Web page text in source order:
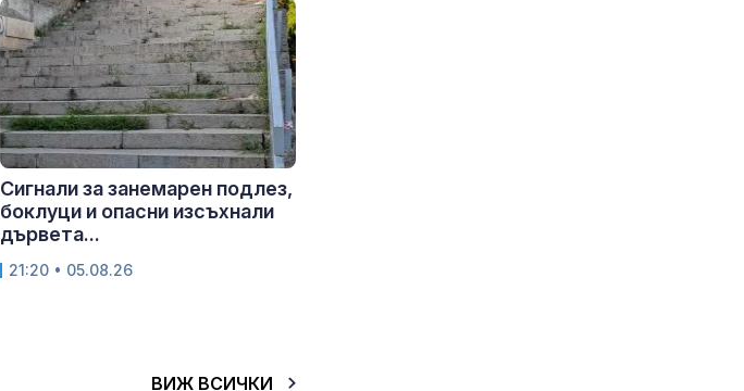
Сигнали за занемарен подлез,
боклуци и опасни изсъхнали
дървета...
21:20 • 05.08.26
ВИЖ ВСИЧКИ